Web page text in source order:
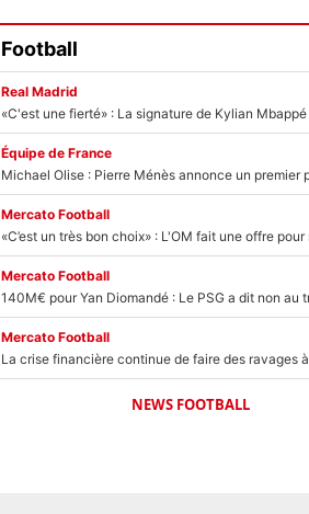
Football
Real Madrid
Équipe de France
Mercato Football
Mercato Football
Mercato Football
NEWS FOOTBALL